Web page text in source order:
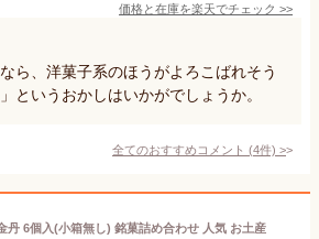
価格と在庫を楽天でチェック >>
ら、洋菓子系のほうがよろこばれそう
というおかしはいかがでしょうか。
全てのおすすめコメント (4件) >
丹 6個入(小箱無し) 銘菓詰め合わせ 人気 お土産